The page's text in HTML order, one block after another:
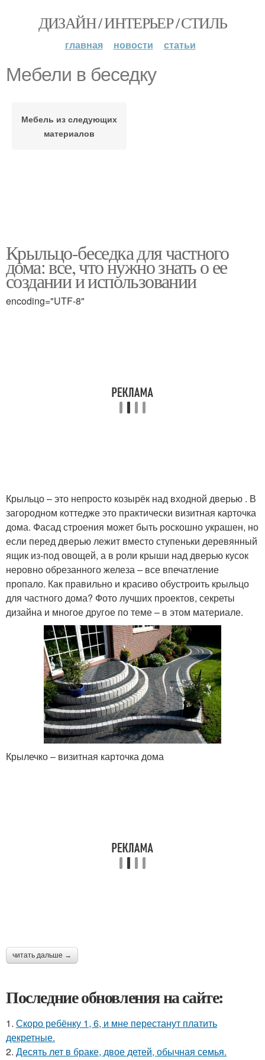
ДИЗАЙН / ИНТЕРЬЕР / СТИЛЬ
главная новости статьи
Мебели в беседку
Мебель из следующих
материалов
Крыльцо-беседка для частного
дома: все, что нужно знать о ее
создании и использовании
encoding="UTF-8"
Крыльцо – это непросто козырёк над входной дверью . В
загородном коттедже это практически визитная карточка
дома. Фасад строения может быть роскошно украшен, но
если перед дверью лежит вместо ступеньки деревянный
ящик из-под овощей, а в роли крыши над дверью кусок
неровно обрезанного железа – все впечатление
пропало. Как правильно и красиво обустроить крыльцо
для частного дома? Фото лучших проектов, секреты
дизайна и многое другое по теме – в этом материале.
Крылечко – визитная карточка дома
читать дальше →
Последние обновления на сайте:
1. Скоро ребёнку 1, 6, и мне перестанут платить
декретные.
2. Десять лет в браке, двое детей, обычная семья.